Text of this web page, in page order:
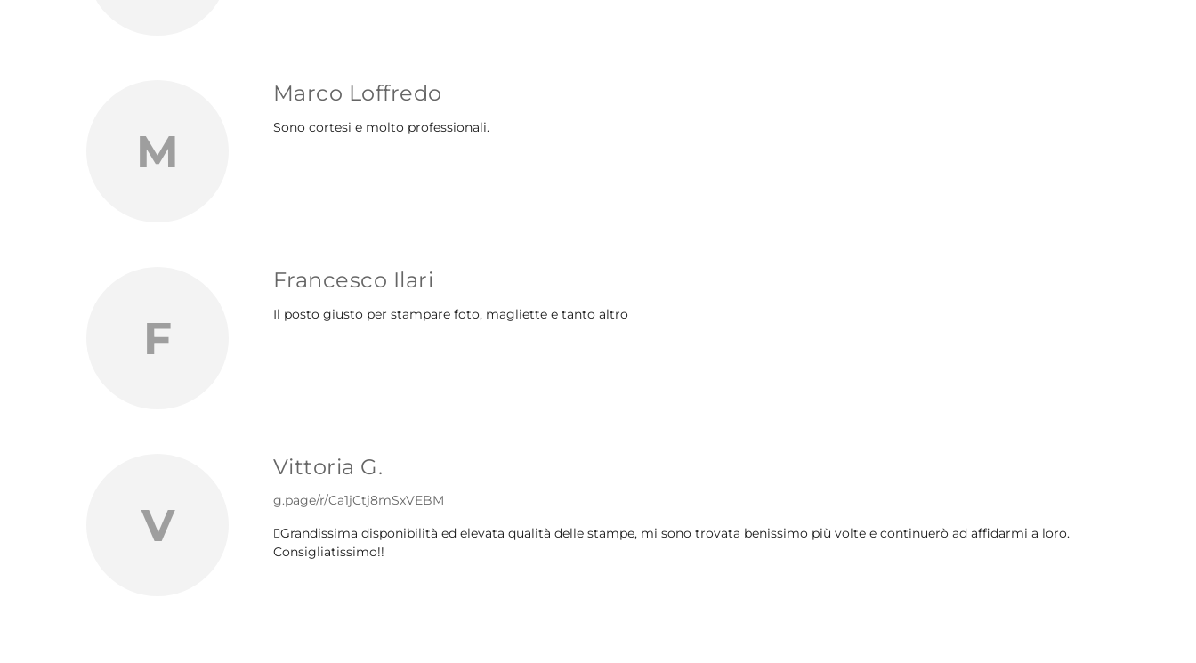
M
Marco Loffredo
Sono cortesi e molto professionali.
F
Francesco Ilari
Il posto giusto per stampare foto, magliette e tanto altro
V
Vittoria G.
g.page/r/Ca1jCtj8mSxVEBM
Grandissima disponibilità ed elevata qualità delle stampe, mi sono trovata benissimo più volte e continuerò ad affidarmi a loro.
Consigliatissimo!!